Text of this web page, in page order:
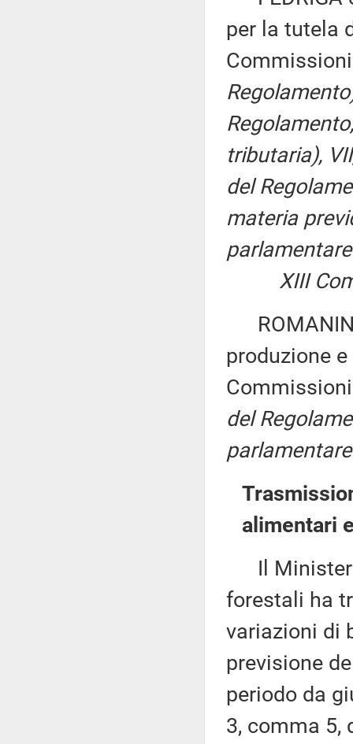
per la tutela
tributaria),
del
materia
XIII
produzione
Commissioni
del
alimentari
Il
forestali ha
variazioni di
previsione
periodo da
3, comma 5,